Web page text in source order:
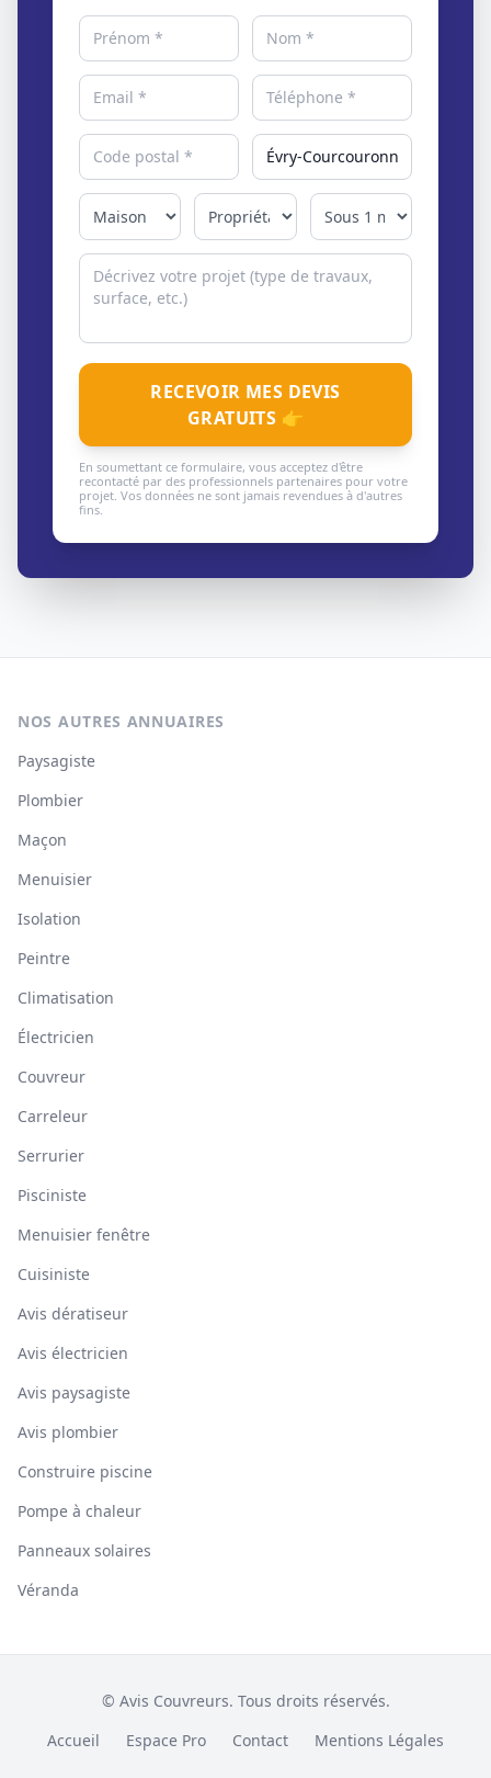
RECEVOIR MES DEVIS
GRATUITS 👉
En soumettant ce formulaire, vous acceptez d'être
recontacté par des professionnels partenaires pour votre
projet. Vos données ne sont jamais revendues à d'autres
fins.
NOS AUTRES ANNUAIRES
Paysagiste
Plombier
Maçon
Menuisier
Isolation
Peintre
Climatisation
Électricien
Couvreur
Carreleur
Serrurier
Pisciniste
Menuisier fenêtre
Cuisiniste
Avis dératiseur
Avis électricien
Avis paysagiste
Avis plombier
Construire piscine
Pompe à chaleur
Panneaux solaires
Véranda
© Avis Couvreurs. Tous droits réservés.
Accueil
Espace Pro Contact Mentions Légales